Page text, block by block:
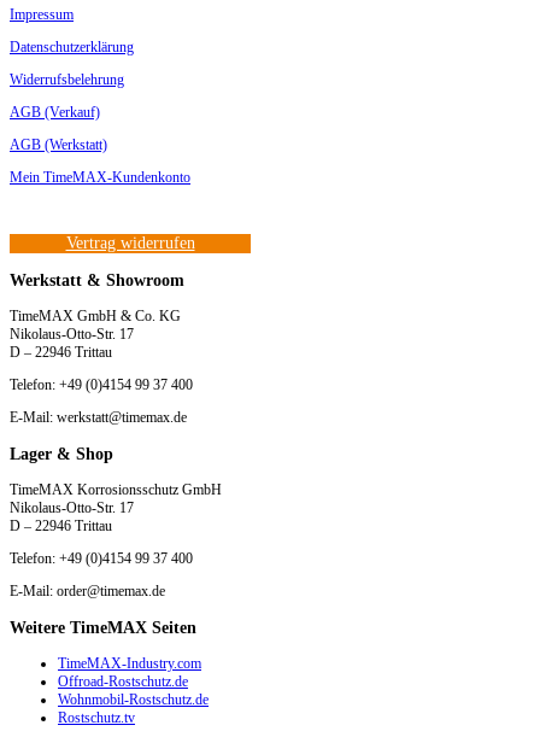
Impressum
Datenschutzerklärung
Widerrufsbelehrung
AGB (Verkauf)
AGB (Werkstatt)
Mein TimeMAX-Kundenkonto
Vertrag widerrufen
Werkstatt & Showroom
TimeMAX GmbH & Co. KG
Nikolaus-Otto-Str. 17
D – 22946 Trittau
Telefon: +49 (0)4154 99 37 400
E-Mail: werkstatt@timemax.de
Lager & Shop
TimeMAX Korrosionsschutz GmbH
Nikolaus-Otto-Str. 17
D – 22946 Trittau
Telefon: +49 (0)4154 99 37 400
E-Mail: order@timemax.de
Weitere TimeMAX Seiten
TimeMAX-Industry.com
Offroad-Rostschutz.de
Wohnmobil-Rostschutz.de
Rostschutz.tv